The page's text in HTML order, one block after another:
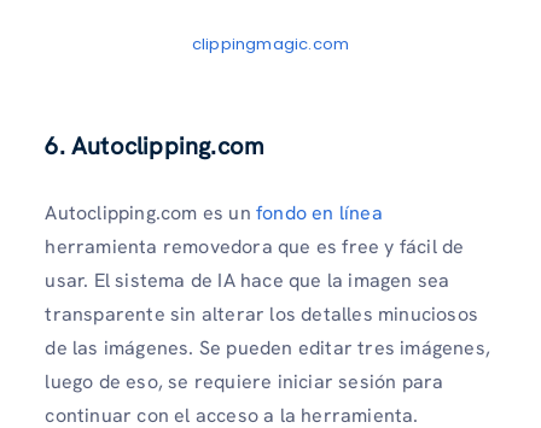
clippingmagic.com
6. Autoclipping.com
Autoclipping.com es un fondo en línea
herramienta removedora que es free y fácil de
usar. El sistema de IA hace que la imagen sea
transparente sin alterar los detalles minuciosos
de las imágenes. Se pueden editar tres imágenes,
luego de eso, se requiere iniciar sesión para
continuar con el acceso a la herramienta.